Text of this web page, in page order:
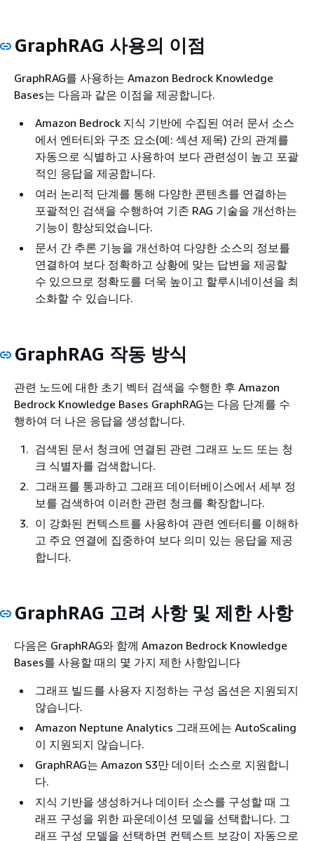
GraphRAG 사용의 이점
GraphRAG를 사용하는 Amazon Bedrock Knowledge
Bases는 다음과 같은 이점을 제공합니다.
Amazon Bedrock 지식 기반에 수집된 여러 문서 소스
에서 엔터티와 구조 요소(예: 섹션 제목) 간의 관계를
자동으로 식별하고 사용하여 보다 관련성이 높고 포괄
적인 응답을 제공합니다.
여러 논리적 단계를 통해 다양한 콘텐츠를 연결하는
포괄적인 검색을 수행하여 기존 RAG 기술을 개선하는
기능이 향상되었습니다.
문서 간 추론 기능을 개선하여 다양한 소스의 정보를
연결하여 보다 정확하고 상황에 맞는 답변을 제공할
수 있으므로 정확도를 더욱 높이고 할루시네이션을 최
소화할 수 있습니다.
GraphRAG 작동 방식
관련 노드에 대한 초기 벡터 검색을 수행한 후 Amazon
Bedrock Knowledge Bases GraphRAG는 다음 단계를 수
행하여 더 나은 응답을 생성합니다.
검색된 문서 청크에 연결된 관련 그래프 노드 또는 청
크 식별자를 검색합니다.
그래프를 통과하고 그래프 데이터베이스에서 세부 정
보를 검색하여 이러한 관련 청크를 확장합니다.
이 강화된 컨텍스트를 사용하여 관련 엔터티를 이해하
고 주요 연결에 집중하여 보다 의미 있는 응답을 제공
합니다.
GraphRAG 고려 사항 및 제한 사항
다음은 GraphRAG와 함께 Amazon Bedrock Knowledge
Bases를 사용할 때의 몇 가지 제한 사항입니다
그래프 빌드를 사용자 지정하는 구성 옵션은 지원되지
않습니다.
Amazon Neptune Analytics 그래프에는 AutoScaling
이 지원되지 않습니다.
GraphRAG는 Amazon S3만 데이터 소스로 지원합니
다.
지식 기반을 생성하거나 데이터 소스를 구성할 때 그
래프 구성을 위한 파운데이션 모델을 선택합니다. 그
래프 구성 모델을 선택하면 컨텍스트 보강이 자동으로